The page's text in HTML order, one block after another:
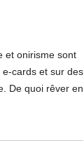
et onirisme sont
e-cards et sur des
De quoi rêver en